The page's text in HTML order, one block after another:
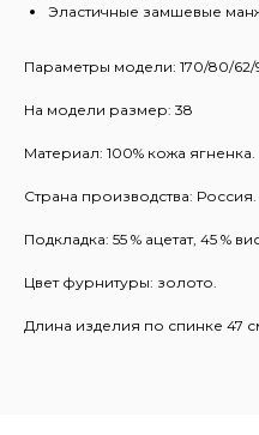
Эластичные замшевые
Параметры модели: 170/80/62/
На модели размер: 38
Материал: 100% кожа
Страна производства: Россия.
Подкладка: 55 % ацетат, 45 %
Цвет фурнитуры: золото.
Длина изделия по спинке 47